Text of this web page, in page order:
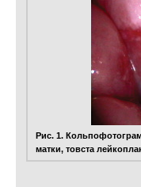
Рис. 1.
матки, товста